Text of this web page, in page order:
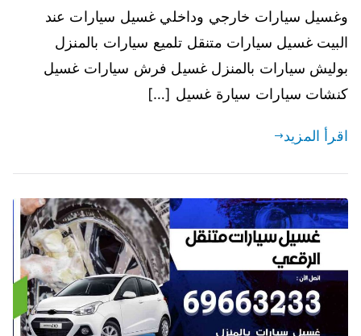
وغسيل سيارات خارجي وداخلي غسيل سيارات عند
البيت غسيل سيارات متنقل تلميع سيارات بالمنزل
بوليش سيارات بالمنزل غسيل فرش سيارات غسيل
كنشات سيارات سيارة غسيل […]
اقرأ المزيد